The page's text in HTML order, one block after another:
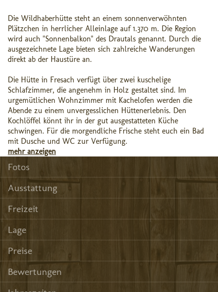
Die Wildhaberhütte steht an einem sonnenverwöhnten
Plätzchen in herrlicher Alleinlage auf 1.370 m. Die Region
wird auch "Sonnenbalkon" des Drautals genannt. Durch die
ausgezeichnete Lage bieten sich zahlreiche Wanderungen
direkt ab der Haustüre an.
Die Hütte in Fresach verfügt über zwei kuschelige
Schlafzimmer, die angenehm in Holz gestaltet sind. Im
urgemütlichen Wohnzimmer mit Kachelofen werden die
Abende zu einem unvergesslichen Hüttenerlebnis. Den
Kochlöffel könnt ihr in der gut ausgestatteten Küche
schwingen. Für die morgendliche Frische steht euch ein Bad
mit Dusche und WC zur Verfügung.
mehr anzeigen
Fotos
Ausstattung
Freizeit
Lage
Preise
Bewertungen